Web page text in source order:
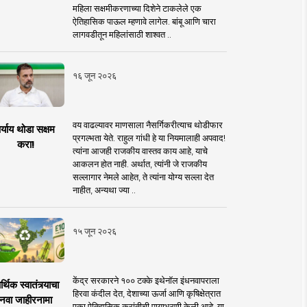
महिला सक्षमीकरणाच्या दिशेने टाकलेले एक
ऐतिहासिक पाऊल म्हणावे लागेल. बांबू आणि चारा
लागवडीतून महिलांसाठी शाश्वत ..
१६ जून २०२६
थोडा सक्षम
करा!
वय वाढल्यावर माणसाला नैसर्गिकरीत्याच थोडीफार
प्रगल्भता येते. राहुल गांधी हे या नियमालाही अपवाद!
त्यांना आजही राजकीय वास्तव काय आहे, याचे
आकलन होत नाही. अर्थात, त्यांनी जे राजकीय
सल्लागार नेमले आहेत, ते त्यांना योग्य सल्ला देत
नाहीत, अन्यथा ज्या ..
१५ जून २०२६
स्वातंत्र्याचा
जाहीरनामा
केंद्र सरकारने १०० टक्के इथेनॉल इंधनवापराला
हिरवा कंदील देत, देशाच्या ऊर्जा आणि कृषिक्षेत्रात